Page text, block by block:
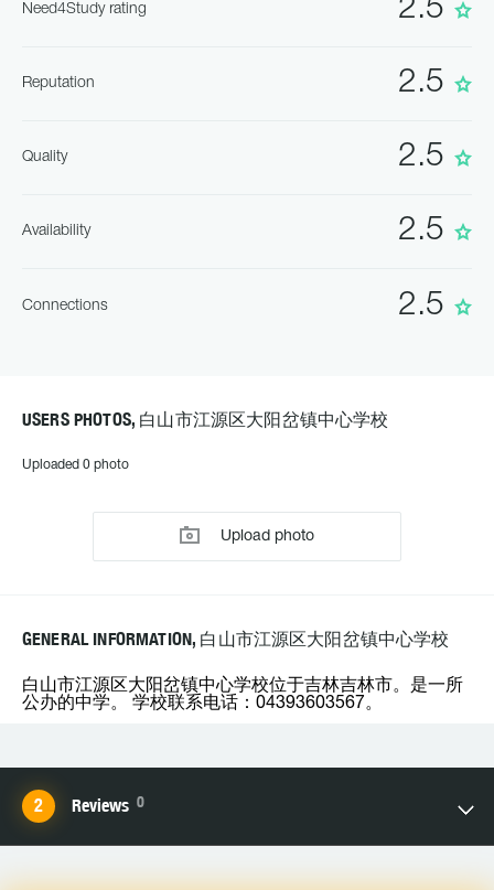
2.5
Need4Study rating
2.5
Reputation
2.5
Quality
2.5
Availability
2.5
Connections
USERS PHOTOS, 白山市江源区大阳岔镇中心学校
Uploaded 0 photo
Upload photo
GENERAL INFORMATION, 白山市江源区大阳岔镇中心学校
白山市江源区大阳岔镇中心学校位于吉林吉林市。是一所
公办的中学。 学校联系电话：04393603567。
Reviews 0